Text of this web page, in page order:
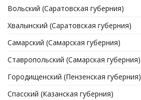
Вольский (Саратовская губерния)
Хвалынский (Саратовская губерния)
Самарский (Самарская губерния)
Ставропольский (Самарская губерния)
Городищенский (Пензенская губерния)
Спасский (Казанская губерния)